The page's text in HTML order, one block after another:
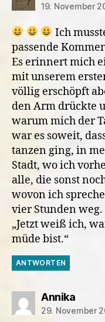
19. November
Ich
passende
Es erinnert mich
mit unserem
völlig erschöpft
den Arm drückte
warum mich der
war es soweit,
tanzen ging, in
Stadt, wo ich
alle, die sonst
wovon ich
vier Stunden
„Jetzt weiß ich,
müde bist.“
ANTWORTEN
Annikasagt:
29. November